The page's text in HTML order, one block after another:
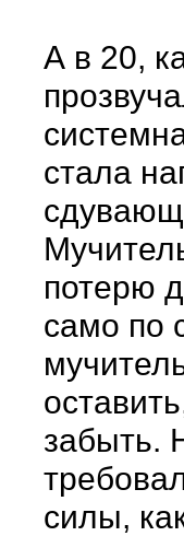
А в 20,
стала
потерю
само по
забыть.
силы,